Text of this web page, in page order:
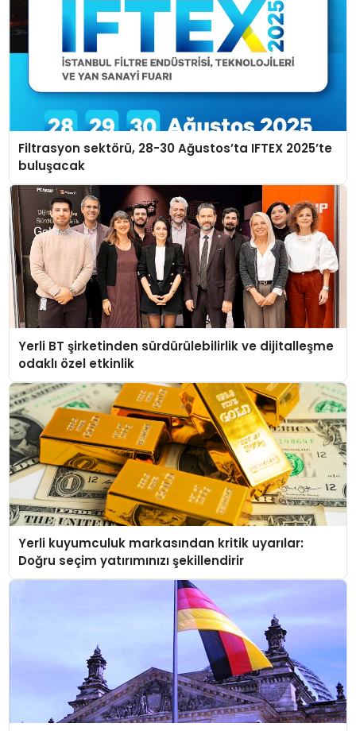
Filtrasyon sektörü, 28-30 Ağustos’ta IFTEX 2025’te
buluşacak
Yerli BT şirketinden sürdürülebilirlik ve dijitalleşme
odaklı özel etkinlik
Yerli kuyumculuk markasından kritik uyarılar:
Doğru seçim yatırımınızı şekillendirir